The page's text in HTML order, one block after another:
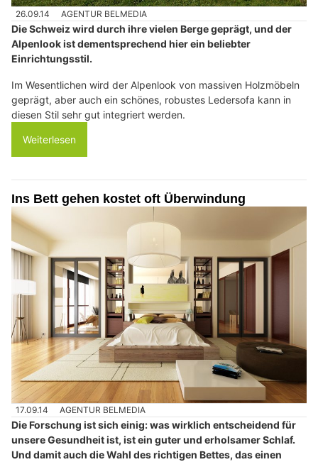
26.09.14 AGENTUR BELMEDIA
Die Schweiz wird durch ihre vielen Berge geprägt, und der
Alpenlook ist dementsprechend hier ein beliebter
Einrichtungsstil.
Im Wesentlichen wird der Alpenlook von massiven Holzmöbeln
geprägt, aber auch ein schönes, robustes Ledersofa kann in
diesen Stil sehr gut integriert werden.
Weiterlesen
Ins Bett gehen kostet oft Überwindung
17.09.14 AGENTUR BELMEDIA
Die Forschung ist sich einig: was wirklich entscheidend für
unsere Gesundheit ist, ist ein guter und erholsamer Schlaf.
Und damit auch die Wahl des richtigen Bettes, das einen